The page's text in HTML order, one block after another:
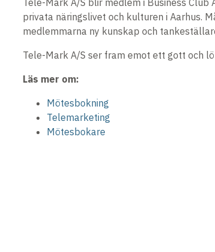
Tele-Mark A/S blir medlem i Business
privata näringslivet och kulturen i Aarhus.
medlemmarna ny kunskap och
Tele-Mark A/S ser fram emot ett gott och
Läs mer om:
Mötesbokning
Telemarketing
Mötesbokare